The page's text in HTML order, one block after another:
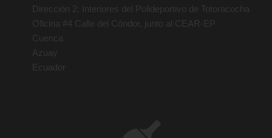
Dirección 2: Interiores del Polideportivo de Totoracocha
Oficina #4 Calle del Cóndor, junto al CEAR-EP
Cuenca
Azuay
Ecuador